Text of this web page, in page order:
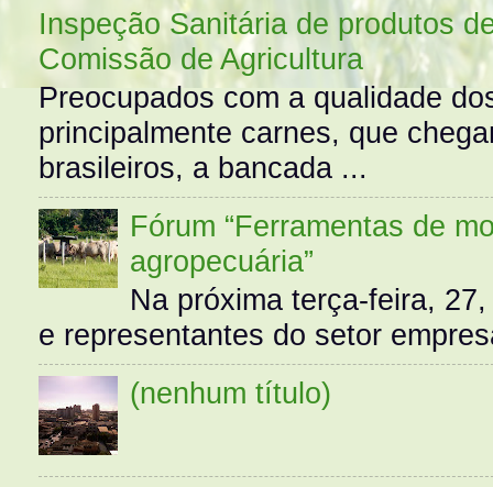
Inspeção Sanitária de produtos
Comissão de Agricultura
Preocupados com a qualidade
principalmente carnes, que
brasileiros, a bancada ...
Fórum “Ferramentas de
agropecuária”
Na próxima terça-feira,
e representantes do setor
(nenhum título)